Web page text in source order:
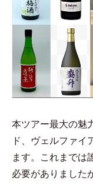
本ツアー最大の魅
ド、ヴェルファイ
ます。これまでは
必要がありました